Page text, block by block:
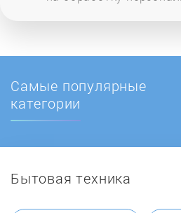
Самые популярные
категории
Бытовая техника